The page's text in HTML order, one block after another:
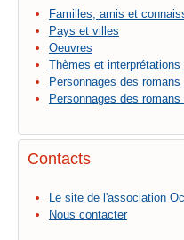
Familles, amis et
Pays et villes
Oeuvres
Thèmes et interprétations
Personnages des
Personnages des
Contacts
Le site de l'association
Nous contacter